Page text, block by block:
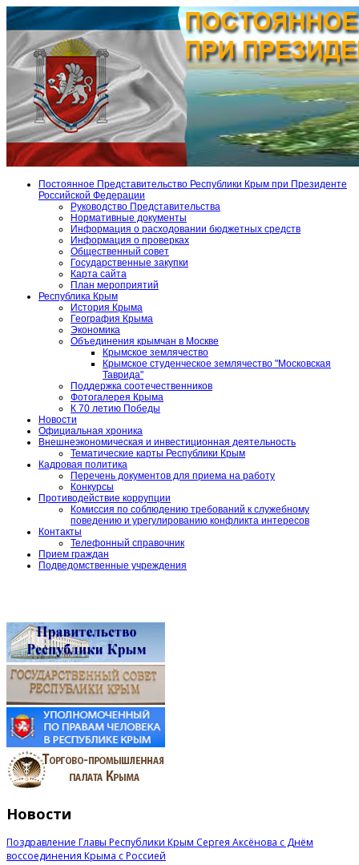
Постоянное Представительство Республики Крым при Президенте
Российской Федерации
Руководство Представительства
Нормативные документы
Информация о расходовании бюджетных средств
Информация о проверках
Общественный совет
Государственные закупки
Карта сайта
План мероприятий
Республика Крым
История Крыма
География Крыма
Экономика
Объединения крымчан в Москве
Крымское землячество
Крымское студенческое землячество "Московская
Таврида"
Поддержка соотечественников
Фотогалерея Крыма
К 70 летию Победы
Новости
Официальная хроника
Внешнеэкономическая и инвестиционная деятельность
Тематические карты Республики Крым
Кадровая политика
Перечень документов для приема на работу
Конкурсы
Противодействие коррупции
Комиссия по соблюдению требований к служебному
поведению и урегулированию конфликта интересов
Контакты
Телефонный справочник
Прием граждан
Подведомственные учреждения
Новости
Поздравление Главы Республики Крым Сергея Аксёнова с Днём
воссоединения Крыма с Россией